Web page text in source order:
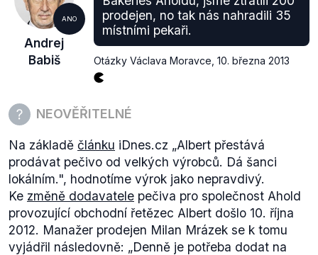
mezitím odstoupili od smlouvy a tento krok
odůvodnili právě chybějícím dokumentem
slovenského antimonopolního úřadu.
ANO
Andrej
Babiš
prodejen, no tak nás nahradili 35
místními pekaři.
Otázky Václava Moravce 10. března 2013
NEOVĚŘITELNÉ
Na základě článku iDnes.cz „Albert přestává
prodávat pečivo od velkých výrobců. Dá šanci
lokálním.", hodnotíme výrok jako nepravdivý.
Ke změně dodavatele pečiva pro společnost Ahold
provozující obchodní řetězec Albert došlo 10. října
2012. Manažer prodejen Milan Mrázek se k tomu
vyjádřil následovně: „Denně je potřeba dodat na